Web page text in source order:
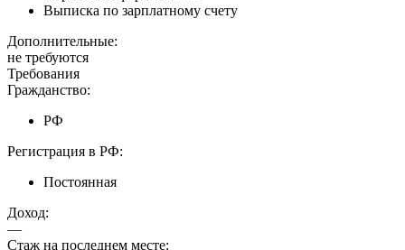
Выписка по зарплатному счету
Дополнительные:
не требуются
Требования
Гражданство:
РФ
Регистрация в РФ:
Постоянная
Доход:
—
Стаж на последнем месте: